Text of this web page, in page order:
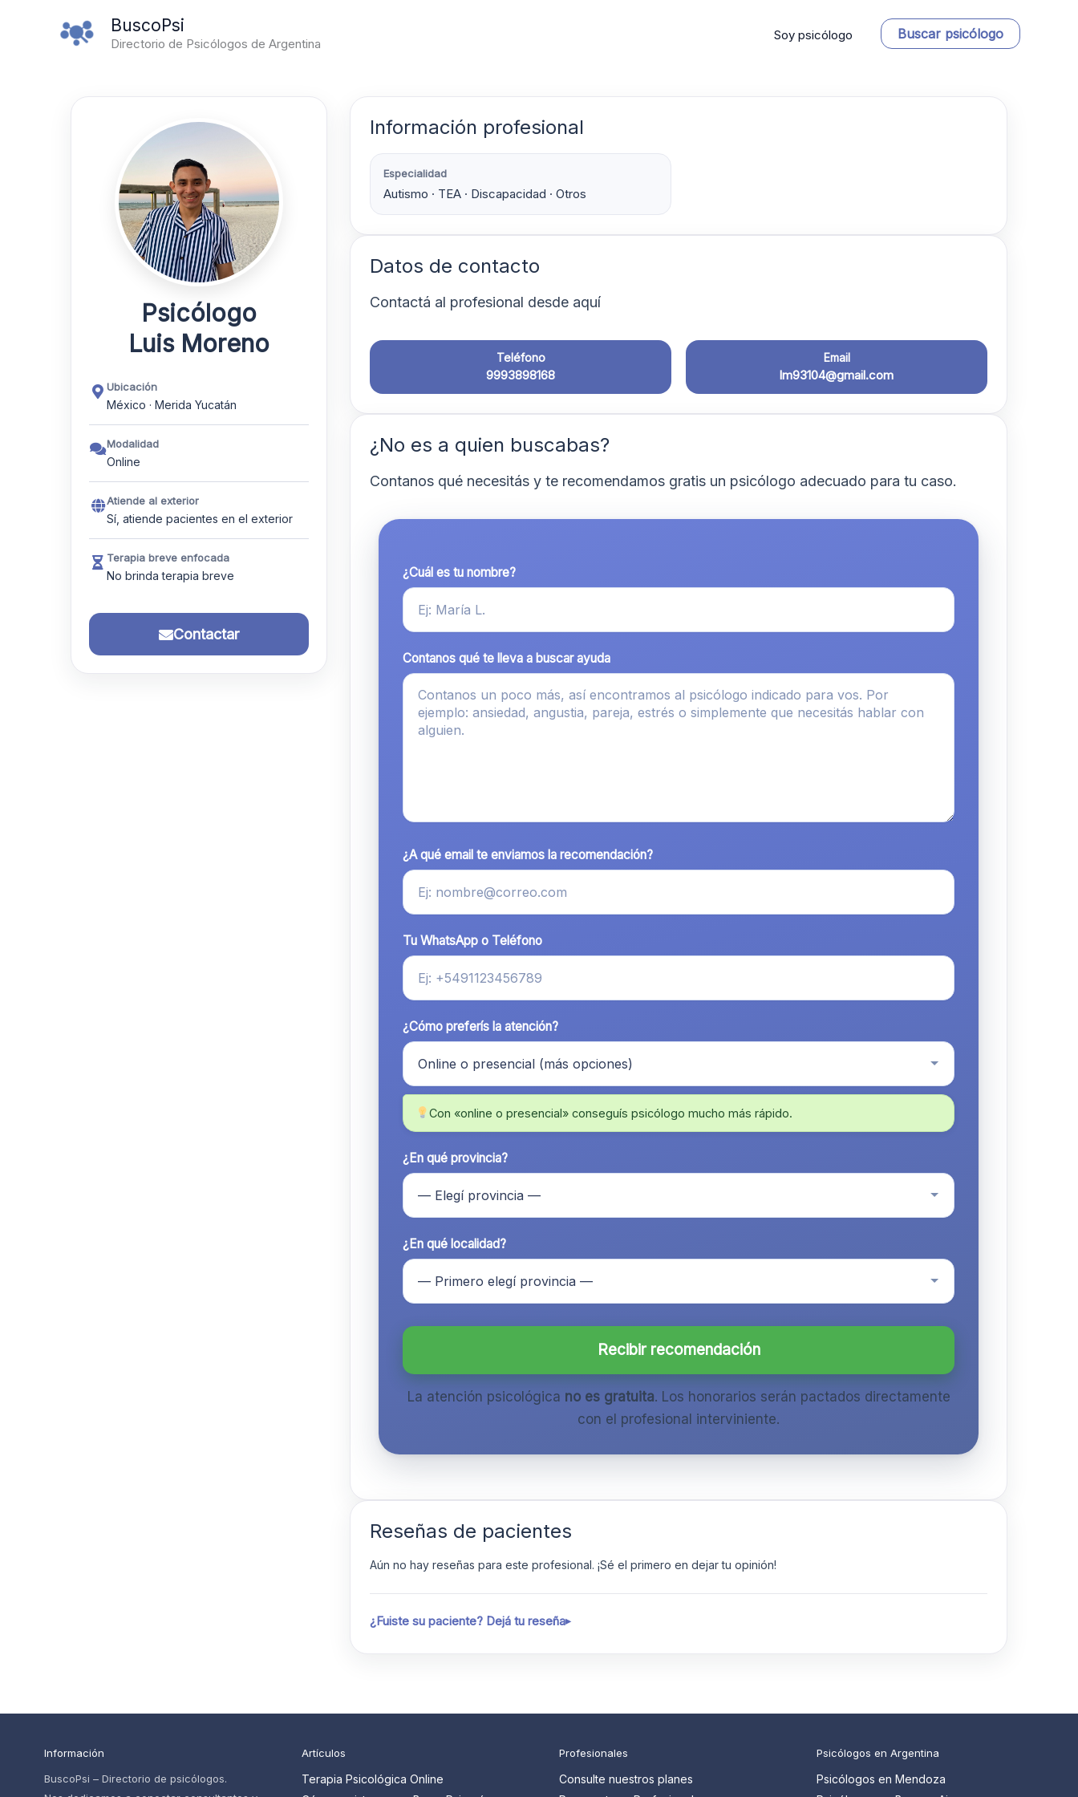
BuscoPsi
Directorio de Psicólogos de Argentina
Soy psicólogo Buscar psicólogo
Psicólogo
Luis Moreno
Ubicación
México · Merida Yucatán
Modalidad
Online
Atiende al exterior
Sí, atiende pacientes en el exterior
Terapia breve enfocada
No brinda terapia breve
Contactar
Información profesional
Especialidad
Autismo · TEA · Discapacidad · Otros
Datos de contacto
Contactá al profesional desde aquí
Teléfono
9993898168
Email
lm93104@gmail.com
¿No es a quien buscabas?
Contanos qué necesitás y te recomendamos gratis un psicólogo adecuado para tu caso.
¿Cuál es tu nombre?
Contanos qué te lleva a buscar ayuda
¿A qué email te enviamos la recomendación?
Tu WhatsApp o Teléfono
¿Cómo preferís la atención?
Con «online o presencial» conseguís psicólogo mucho más rápido.
¿En qué provincia?
¿En qué localidad?
Recibir recomendación
La atención psicológica no es gratuita. Los honorarios serán pactados directamente
con el profesional interviniente.
Reseñas de pacientes
Aún no hay reseñas para este profesional. ¡Sé el primero en dejar tu opinión!
¿Fuiste su paciente? Dejá tu reseña
Información
BuscoPsi – Directorio de psicólogos.
Artículos
Terapia Psicológica Online
Profesionales
Consulte nuestros planes
Psicólogos en Argentina
Psicólogos en Mendoza